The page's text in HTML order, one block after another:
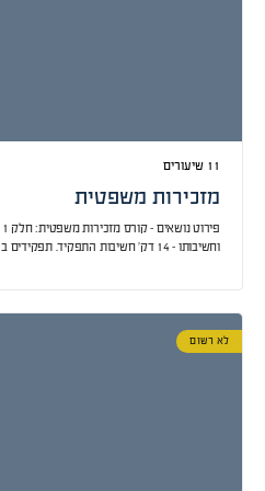
מזכירות משפטית
וחשיבותו – 14 דק’ חשיבות התפקיד. תפקידים בעולם המשפט. מערכת בתי…
לא רשום